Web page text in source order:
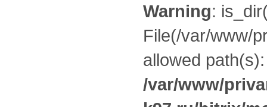
Warning:
File(/var/www/
allowed
/var/www/